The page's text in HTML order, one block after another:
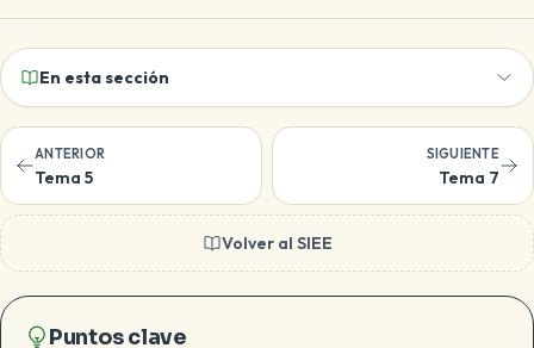
En esta sección
ANTERIOR
Tema 5
SIGUIENTE
Tema 7
Volver al SIEE
Puntos clave